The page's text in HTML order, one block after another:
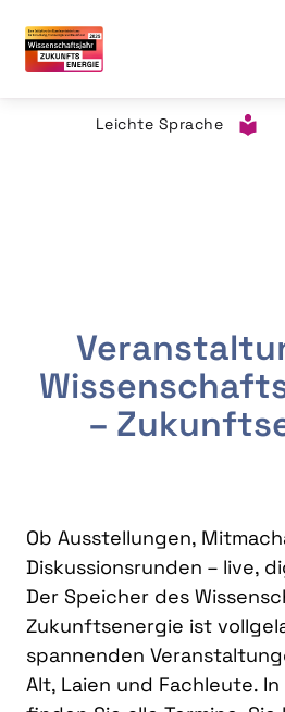
Leichte Sprache
–
Ob Ausstellungen,
Diskussionsrunden – live,
Der Speicher des
Zukunftsenergie ist
spannenden
Alt, Laien und Fachleute.